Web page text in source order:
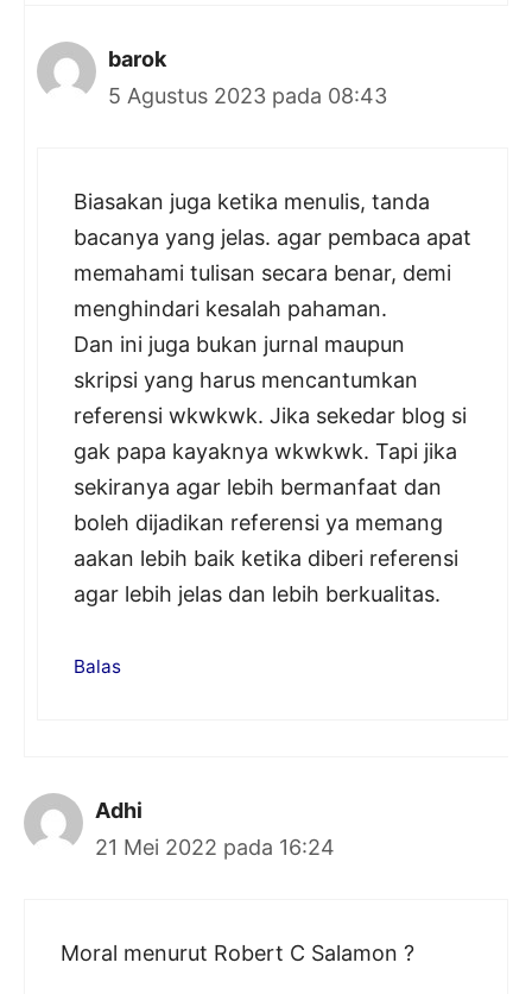
barok
5 Agustus 2023 pada 08:43
Biasakan juga ketika menulis, tanda
bacanya yang jelas. agar pembaca apat
memahami tulisan secara benar, demi
menghindari kesalah pahaman.
Dan ini juga bukan jurnal maupun
skripsi yang harus mencantumkan
referensi wkwkwk. Jika sekedar blog si
gak papa kayaknya wkwkwk. Tapi jika
sekiranya agar lebih bermanfaat dan
boleh dijadikan referensi ya memang
aakan lebih baik ketika diberi referensi
agar lebih jelas dan lebih berkualitas.
Balas
Adhi
21 Mei 2022 pada 16:24
Moral menurut Robert C Salamon ?